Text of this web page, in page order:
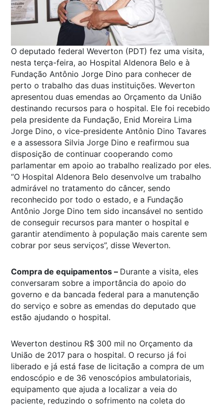
O deputado federal Weverton (PDT) fez uma visita,
nesta terça-feira, ao Hospital Aldenora Belo e à
Fundação Antônio Jorge Dino para conhecer de
perto o trabalho das duas instituições. Weverton
apresentou duas emendas ao Orçamento da União
destinando recursos para o hospital. Ele foi recebido
pela presidente da Fundação, Enid Moreira Lima
Jorge Dino, o vice-presidente Antônio Dino Tavares
e a assessora Silvia Jorge Dino e reafirmou sua
disposição de continuar cooperando como
parlamentar em apoio ao trabalho realizado por eles.
“O Hospital Aldenora Belo desenvolve um trabalho
admirável no tratamento do câncer, sendo
reconhecido por todo o estado, e a Fundação
Antônio Jorge Dino tem sido incansável no sentido
de conseguir recursos para manter o hospital e
garantir atendimento à população mais carente sem
cobrar por seus serviços”, disse Weverton.
Compra de equipamentos – Durante a visita, eles
conversaram sobre a importância do apoio do
governo e da bancada federal para a manutenção
do serviço e sobre as emendas do deputado que
estão ajudando o hospital.
Weverton destinou R$ 300 mil no Orçamento da
União de 2017 para o hospital. O recurso já foi
liberado e já está fase de licitação a compra de um
endoscópio e de 36 venoscópios ambulatoriais,
equipamento que ajuda a localizar a veia do
paciente, reduzindo o sofrimento na coleta do